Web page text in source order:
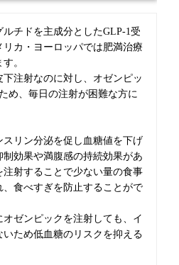
チドを主成分としたGLP-1受
カ・ヨーロッパでは肥満治療
。
注射なのに対し、オゼンピッ
め、毎日の注射が困難な方に
リン分泌を促し血糖値を下げ
効果や満腹感の持続効果があ
射することで少ない量の食事
食べすぎを防止することがで
オゼンピックを注射しても、イ
ため低血糖のリスクを抑える